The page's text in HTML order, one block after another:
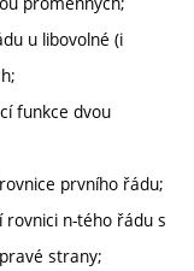
u libovolné (i
funkce dvou
prvního řádu;
n-tého řádu s
strany;